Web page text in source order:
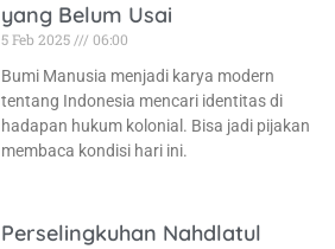
yang Belum Usai
5 Feb 2025
06:00
Bumi Manusia menjadi karya modern
tentang Indonesia mencari identitas di
hadapan hukum kolonial. Bisa jadi pijakan
membaca kondisi hari ini.
Perselingkuhan Nahdlatul